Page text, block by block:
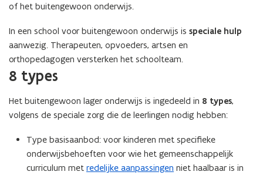
of het buitengewoon onderwijs.
In een school voor buitengewoon onderwijs is speciale hulp
aanwezig. Therapeuten, opvoeders, artsen en
orthopedagogen versterken het schoolteam.
8 types
Het buitengewoon lager onderwijs is ingedeeld in 8 types,
volgens de speciale zorg die de leerlingen nodig hebben:
Type basisaanbod: voor kinderen met specifieke
onderwijsbehoeften voor wie het gemeenschappelijk
curriculum met redelijke aanpassingen niet haalbaar is in